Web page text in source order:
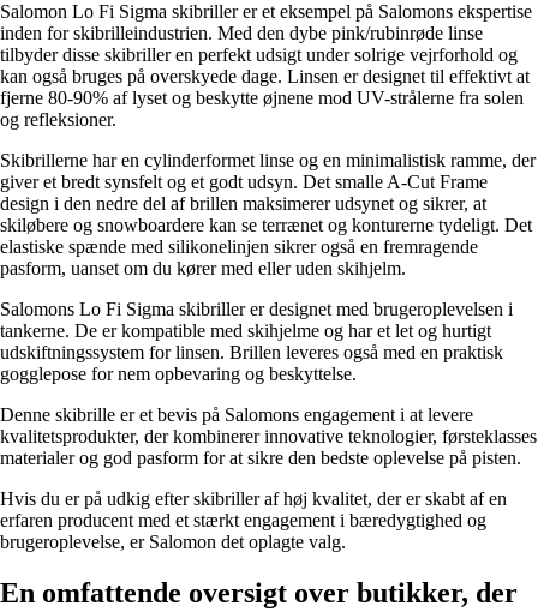
Salomon Lo Fi Sigma skibriller er et eksempel på Salomons ekspertise
inden for skibrilleindustrien. Med den dybe pink/rubinrøde linse
tilbyder disse skibriller en perfekt udsigt under solrige vejrforhold og
kan også bruges på overskyede dage. Linsen er designet til effektivt at
fjerne 80-90% af lyset og beskytte øjnene mod UV-strålerne fra solen
og refleksioner.
Skibrillerne har en cylinderformet linse og en minimalistisk ramme, der
giver et bredt synsfelt og et godt udsyn. Det smalle A-Cut Frame
design i den nedre del af brillen maksimerer udsynet og sikrer, at
skiløbere og snowboardere kan se terrænet og konturerne tydeligt. Det
elastiske spænde med silikonelinjen sikrer også en fremragende
pasform, uanset om du kører med eller uden skihjelm.
Salomons Lo Fi Sigma skibriller er designet med brugeroplevelsen i
tankerne. De er kompatible med skihjelme og har et let og hurtigt
udskiftningssystem for linsen. Brillen leveres også med en praktisk
gogglepose for nem opbevaring og beskyttelse.
Denne skibrille er et bevis på Salomons engagement i at levere
kvalitetsprodukter, der kombinerer innovative teknologier, førsteklasses
materialer og god pasform for at sikre den bedste oplevelse på pisten.
Hvis du er på udkig efter skibriller af høj kvalitet, der er skabt af en
erfaren producent med et stærkt engagement i bæredygtighed og
brugeroplevelse, er Salomon det oplagte valg.
En omfattende oversigt over butikker, der